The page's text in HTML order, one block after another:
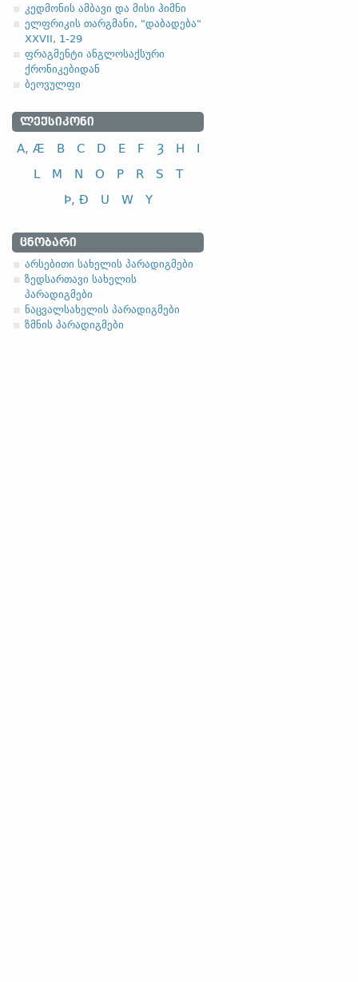
კედმონის ამბავი და მისი ჰიმნი
ელფრიკის თარგმანი, "დაბადება"
XXVII, 1-29
ფრაგმენტი ანგლოსაქსური
ქრონიკებიდან
ბეოვულფი
ᲚᲔᲥᲡᲘᲙᲝᲜᲘ
A, Æ B C D E F Ȝ H
I
L
M N O P R S
T
Þ, Ð
U W Y
ᲪᲜᲝᲑᲐᲠᲘ
არსებითი სახელის პარადიგმები
ზედსართავი სახელის
პარადიგმები
ნაცვალსახელის პარადიგმები
ზმნის პარადიგმები